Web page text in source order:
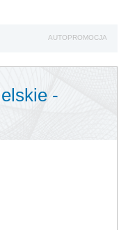
AUTOPROMOCJA
-